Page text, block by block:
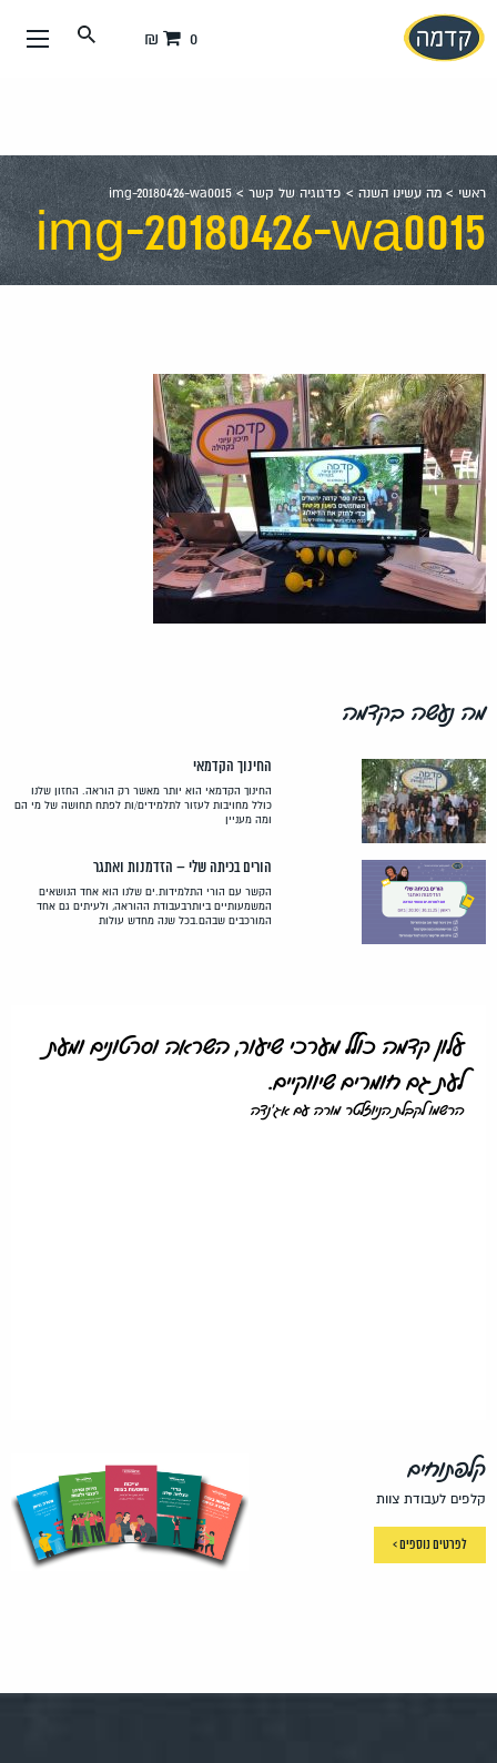
עבור
אל
0 ₪
ראשי >מה עשינו השנה>פדגוגיה של קשר >
img-20180426-wa0015
img-20180426-wa0015
מה נעשה בקדמה
החינוך הקדמאי
החינוך הקדמאי הוא יותר מאשר רק הוראה. החזון שלנו
כולל מחויבות לעזור לתלמידים/ות לפתח תחושה של מי הם
ומה מעניין
הורים בכיתה שלי – הזדמנות ואתגר
הקשר עם הורי התלמידות.ים שלנו הוא אחד הנושאים
המשמעותיים ביותרבעבודת ההוראה, ולעיתים גם אחד
המורכבים שבהם.בכל שנה מחדש עולות
עלון קדמה כולל מערכי שיעור, השראה וסרטונים ומעת
לעת גם חומרים שיווקיים.
הרשמו לקבלת הניוזלטר מורה עם אג'נדה
קלפתוחים
קלפים לעבודת צוות
לפרטים נוספים >